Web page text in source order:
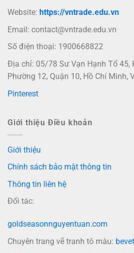
Website: https://vntrade.edu.vn
Email: contact@vntrade.edu.vn
Số điện thoại: 1900668822
Địa chỉ: 05/78 Sư Vạn Hạnh Tổ 45,
Phường 12, Quận 10, Hồ Chí Minh,
Pinterest
Giới thiệu Điều khoản
Giới thiệu
Chính sách bảo mật thông tin
Thông tin liên hệ
Đối tác:
goldseasonnguyentuan.com
Chuyên trang vẽ tranh tô màu: